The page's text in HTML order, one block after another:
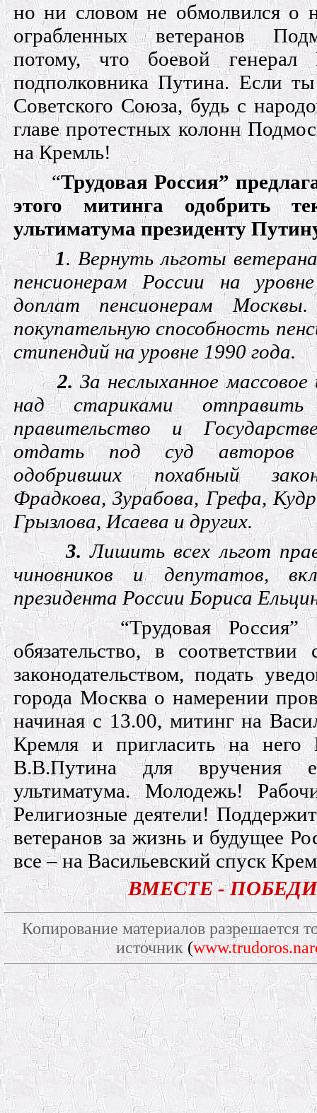
но ни словом не обмолвился о
ограбленных ветеранов
потому, что боевой генерал
подполковника Путина. Если
Советского Союза, будь с
главе протестных колонн
на Кремль!
“Трудовая Россия”
этого митинга одобрить
ультиматума президенту
1. Вернуть льготы
пенсионерам России на
доплат пенсионерам Москвы.
покупательную способность
стипендий на уровне 1990 года.
2.За неслыханное массовое
над стариками
правительство и
отдать под суд авторов
одобривших похабный
Фрадкова, Зурабова, Грефа,
Грызлова, Исаева и других.
3. Лишить всех льгот
чиновников и депутатов,
президента России Бориса
“Трудовая
обязательство, в
законодательством, подать
города Москва о намерении
начиная с 13.00, митинг на
Кремля и пригласить на него
В.В.Путина для вручения
ультиматума. Молодежь!
Религиозные деятели!
ветеранов за жизнь и будущее
все – на Васильевский спуск
ВМЕСТЕ -
Копирование материалов разрешается
источник(